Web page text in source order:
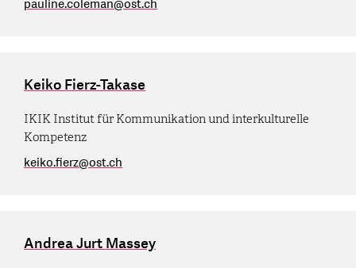
pauline.coleman@ost.ch
Keiko Fierz-Takase
IKIK Institut für Kommunikation und interkulturelle
Kompetenz
keiko.fierz@ost.ch
Andrea Jurt Massey